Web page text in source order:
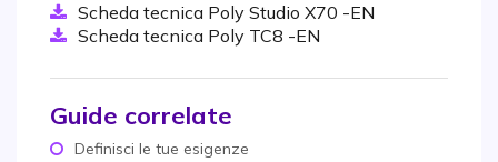
Scheda tecnica Poly Studio X70 -EN
Scheda tecnica Poly TC8 -EN
Guide correlate
Definisci le tue esigenze